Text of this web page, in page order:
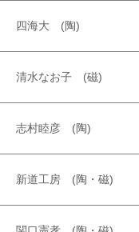
四海大 (陶)
清水なお子 (磁)
志村睦彦 (陶)
新道工房 (陶・磁)